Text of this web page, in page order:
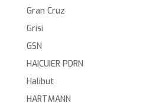
Gran Cruz
Grisi
GSN
HAICUIER PDRN
Halibut
HARTMANN